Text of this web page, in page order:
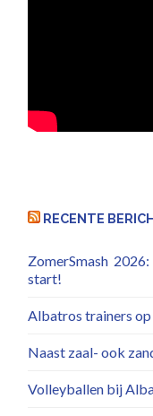
RECENTE
ZomerSmash
start!
Albatros trainers
Naast zaal- ook
Volleyballen bij